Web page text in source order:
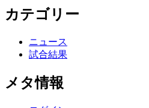
カテゴリー
ニュース
試合結果
メタ情報